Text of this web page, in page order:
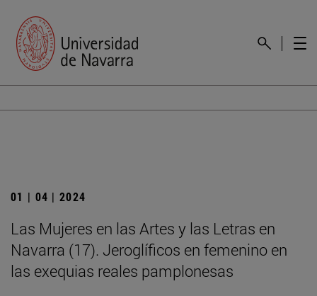
01 | 04 | 2024
Las Mujeres en las Artes y las Letras en
Navarra (17). Jeroglíficos en femenino en
las exequias reales pamplonesas